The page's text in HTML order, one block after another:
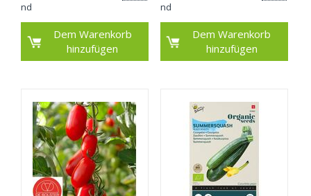
nd
Dem Warenkorb
hinzufügen
nd
Dem Warenkorb
hinzufügen